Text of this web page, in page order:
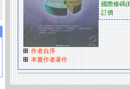
國際條碼
訂價
作者自序
本書作者著作